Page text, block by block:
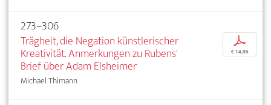
273–306
Trägheit, die Negation künstlerischer
Kreativität. Anmerkungen zu Rubens'
Brief über Adam Elsheimer
Michael Thimann
p
€ 14,95